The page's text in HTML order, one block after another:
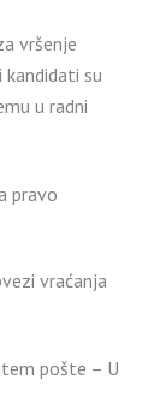
vršenje
su
u radni
pravo
vraćanja
pošte – U